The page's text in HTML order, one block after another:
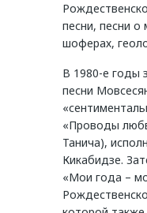
песни, песни о
шоферах,
В 1980-е годы
песни
«Проводы
Танича),
Кикабидзе.
«Мои года –